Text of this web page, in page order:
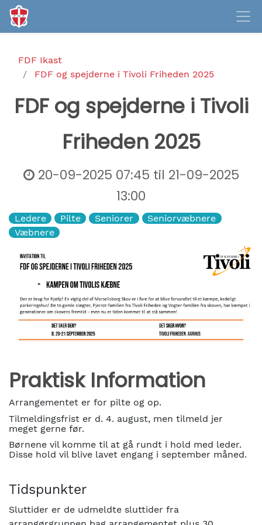
FDF Ikast
FDF og spejderne i Tivoli Friheden 2025
FDF og spejderne i Tivoli
Friheden 2025
20-09-2025 07:45 til 21-09-2025
13:00
Ledere Pilte Seniorer
Seniorvæbnere
Væbnere
Praktisk Information
Arrangementet er for pilte og op.
Tilmeldingsfrist er d. 4. august, men tilmeld jer
meget gerne før.
Børnene vil komme til at gå rundt i hold med leder.
Disse hold vil blive lavet engang i september måned.
Tidspunkter
Sluttider er de udmeldte sluttider fra